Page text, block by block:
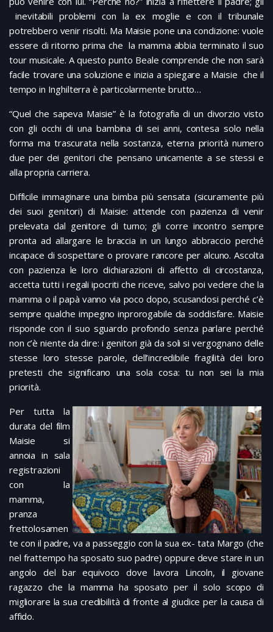
inevitabili problemi con la ex moglie e con il tribunale
potrebbero venir risolti. Ma Maisie pone una condizione: vuole
essere di ritorno prima che la mamma abbia terminato il suo
tour musicale. A questo punto Beale comprende che non sarà
facile trovare una soluzione e inizia a spiegare a Maisie che il
tempo in Inghilterra è particolarmente brutto…
“Quel che sapeva Maisie” è la fotografia di un divorzio visto
con gli occhi di una bambina di sei anni, contesa solo nella
forma ma trascurata nella sostanza, eterna priorità numero
due per dei genitori che pensano unicamente a se stessi e
alla propria carriera.
Difficile immaginare una bimba più sensata (sicuramente più
dei suoi genitori) di Maisie: attende con pazienza di venir
prelevata dal genitore di turno; gli corre incontro sempre
pronta ad allargare le braccia in un lungo abbraccio perché
incapace di sospettare o provare rancore per alcuno. Ascolta
con pazienza le loro dichiarazioni di affetto di circostanza,
accetta tutti i regali ipocriti che riceve, salvo poi vedere che la
mamma o il papà vanno via poco dopo, scusandosi perché c’è
sempre qualche impegno inprorogabile da soddisfare. Maisie
risponde con il suo sguardo profondo senza parlare perché
non c’è niente da dire: i genitori già da soli si vergognano delle
stesse loro stesse parole, dell’incredibile fragilità dei loro
pretesti che significano una sola cosa: tu non sei la mia
priorità.
Per tutta la
durata del film
Maisie si
annoia in sala
registrazioni
con la
mamma,
pranza
frettolosamen
te con il padre, va a passeggio con la sua ex- tata Margo (che
nel frattempo ha sposato suo padre) oppure deve stare in un
angolo del bar equivoco dove lavora Lincoln, il giovane
ragazzo che la mamma ha sposato per il solo scopo di
migliorare la sua credibilità di fronte al giudice per la causa di
affido.